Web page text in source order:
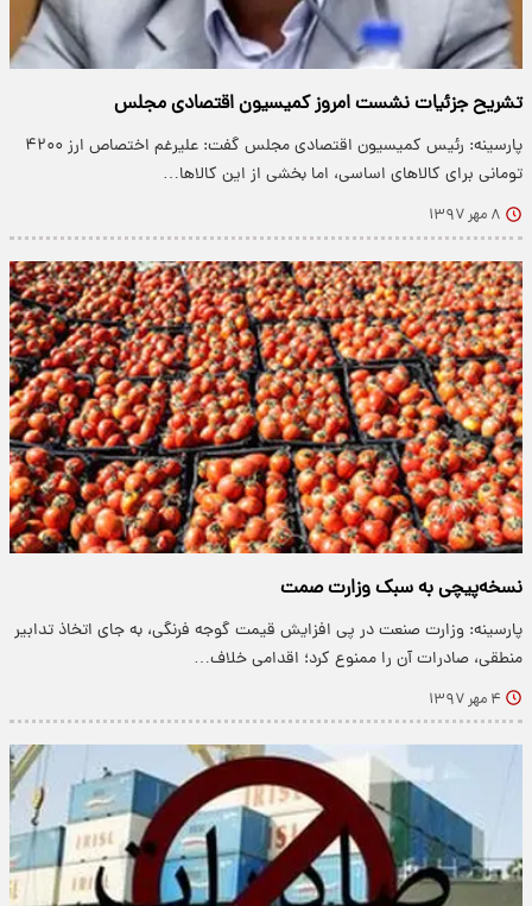
تشریح جزئیات نشست امروز کمیسیون اقتصادی مجلس
پارسینه: رئیس کمیسیون اقتصادی مجلس گفت: علیرغم اختصاص ارز ۴۲۰۰
تومانی برای کالا‌های اساسی، اما بخشی از این کالا‌ها…
۸ مهر ۱۳۹۷
نسخه‌پیچی به سبک وزارت صمت
پارسینه: وزارت صنعت در پی افزایش قیمت گوجه فرنگی، به جای اتخاذ تدابیر
منطقی، صادرات آن را ممنوع کرد؛ اقدامی خلاف…
۴ مهر ۱۳۹۷